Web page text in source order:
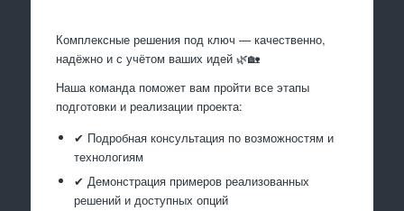
Комплексные решения под ключ — качественно,
надёжно и с учётом ваших идей 🌿🏡
Наша команда поможет вам пройти все этапы
подготовки и реализации проекта:
✔ Подробная консультация по возможностям и
технологиям
✔ Демонстрация примеров реализованных
решений и доступных опций